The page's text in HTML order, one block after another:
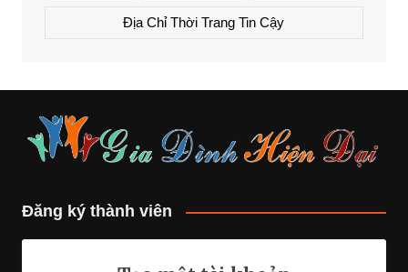
Địa Chỉ Thời Trang Tin Cậy
Đăng ký thành viên